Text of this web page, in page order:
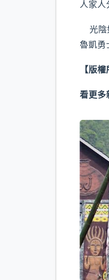
人家人
光陰
魯凱勇
【版
看更